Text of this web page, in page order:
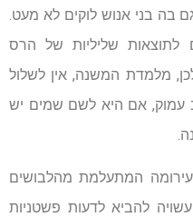
בה בני אנוש לוקים לא מעט.
לתוצאות שליליות של הרס
מלמדת המשנה, אין לשלול
עמוק, אם היא לשם שמים יש
המתעלמת מהלבושים
להביא לדעות פשטניות